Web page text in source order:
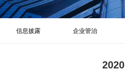
信息披露 企业管治
2020